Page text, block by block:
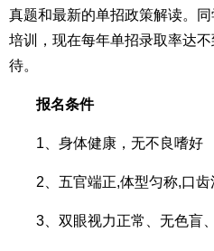
真题和最新的单招政策解读。
培训，现在每年单招录取率达
待。
报名条件
1、身体健康，无不良嗜好
2、五官端正,体型匀称,口齿
3、双眼视力正常、无色盲